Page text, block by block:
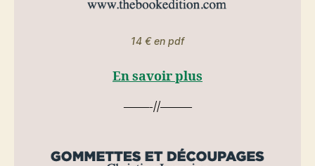
14 € en pdf
En savoir plus
——-//——–